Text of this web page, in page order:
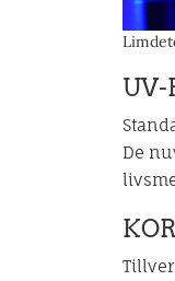
UV-
De